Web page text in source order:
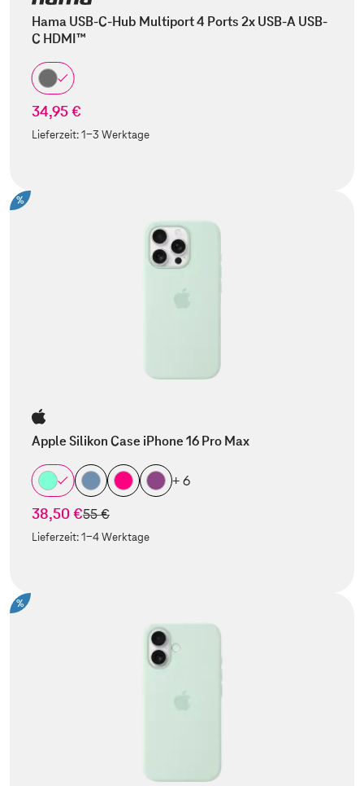
Hama USB-C-Hub Multiport 4 Ports 2x USB-A USB-
C HDMI™
34,95 €
Lieferzeit:1-3 Werktage
%
Apple Silikon Case iPhone 16 Pro Max
+ 6
38,50 €statt
55 €
Lieferzeit:1-4 Werktage
%